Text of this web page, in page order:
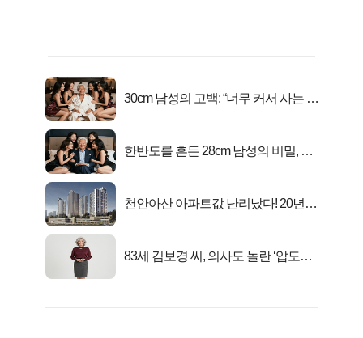
30cm 남성의 고백: “너무 커서 사는 게
한반도를 흔든 28cm 남성의 비밀, 매
천안아산 아파트값 난리났다! 20년
83세 김보경 씨, 의사도 놀란 ‘압도적